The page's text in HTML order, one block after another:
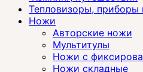
Тепловизоры, приборы
Ножи
Авторские ножи
Мультитулы
Ножи с
Ножи складные